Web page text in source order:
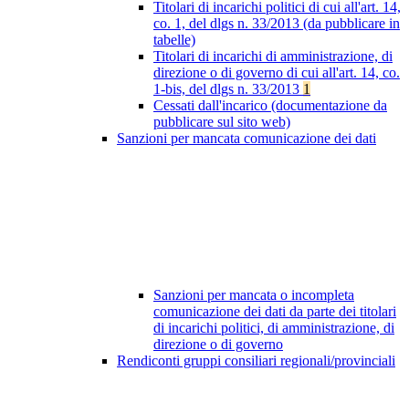
Titolari di incarichi politici di cui all'art. 14,
co. 1, del dlgs n. 33/2013 (da pubblicare in
tabelle)
Titolari di incarichi di amministrazione, di
direzione o di governo di cui all'art. 14, co.
1-bis, del dlgs n. 33/2013 1
Cessati dall'incarico (documentazione da
pubblicare sul sito web)
Sanzioni per mancata comunicazione dei dati
Sanzioni per mancata o incompleta
comunicazione dei dati da parte dei titolari
di incarichi politici, di amministrazione, di
direzione o di governo
Rendiconti gruppi consiliari regionali/provinciali